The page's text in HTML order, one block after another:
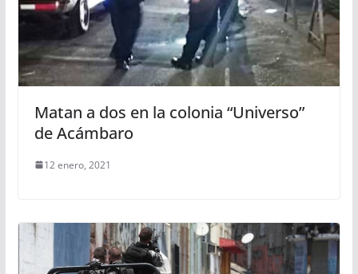
Matan a dos en la colonia “Universo”
de Acámbaro
12 enero, 2021